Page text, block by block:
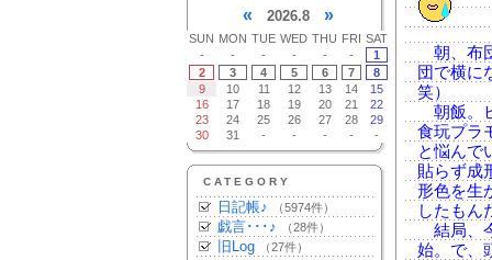
« 2026.8 »
SUN MON TUE WED THU FRI SAT
-
- - - - -
1
2
3 4 5 6 7
8
9
10 11 12 13 14
15
16
17 18 19 20 21
22
23
24 25 26 27 28
29
30
31 - - - - -
CATEGORY
日記帳♪ （5974件）
戯言･･･♪ （28件）
旧Log （27件）
朝、布
団で横に
笑）
朝飯。
食玩プラ
と悩んで
貼らず成
形色を生
したもん
結局、
始。で、